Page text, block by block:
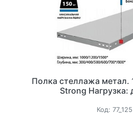
Полка стеллажа метал.
Strong Нагрузка:
Код: 77_125